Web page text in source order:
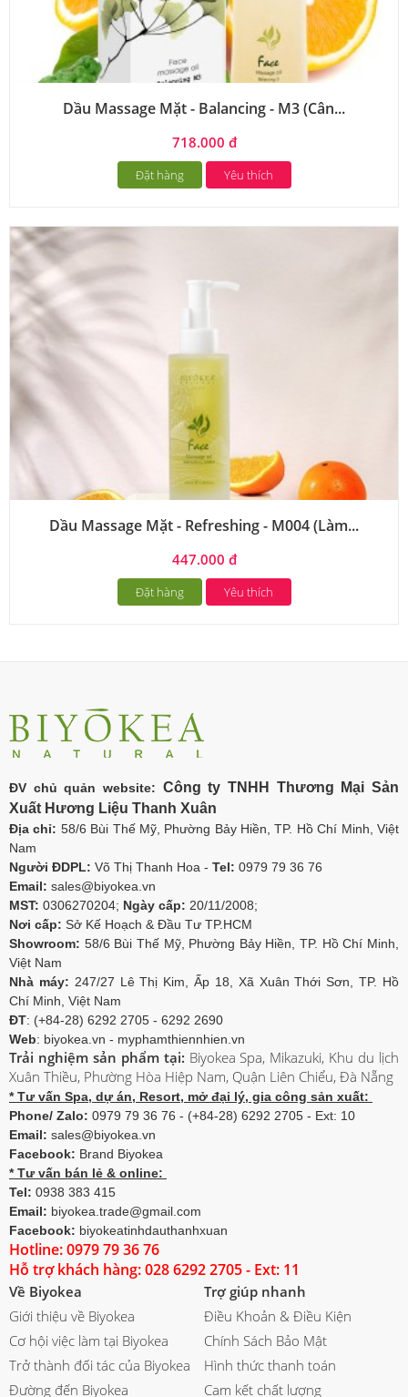
Dầu Massage Mặt - Balancing - M3 (Cân...
718.000 đ
Đặt hàng Yêu thích
Dầu Massage Mặt - Refreshing - M004 (Làm...
447.000 đ
Đặt hàng Yêu thích
ĐV chủ quản website: Công ty TNHH Thương Mại Sản
Xuất Hương Liệu Thanh Xuân
Địa chỉ: 58/6 Bùi Thế Mỹ, Phường Bảy Hiền, TP. Hồ Chí Minh, Việt
Nam
Người ĐDPL: Võ Thị Thanh Hoa - Tel: 0979 79 36 76
Email: sales@biyokea.vn
MST: 0306270204; Ngày cấp: 20/11/2008;
Nơi cấp: Sở Kế Hoạch & Đầu Tư TP.HCM
Showroom: 58/6 Bùi Thế Mỹ, Phường Bảy Hiền, TP. Hồ Chí Minh,
Việt Nam
Nhà máy: 247/27 Lê Thị Kim, Ấp 18, Xã Xuân Thới Sơn, TP. Hồ
Chí Minh, Việt Nam
ĐT: (+84-28) 6292 2705 - 6292 2690
Web: biyokea.vn - myphamthiennhien.vn
Trải nghiệm sản phẩm tại: Biyokea Spa, Mikazuki, Khu du lịch
Xuân Thiều, Phường Hòa Hiệp Nam, Quận Liên Chiểu, Đà Nẵng
* Tư vấn Spa, dự án, Resort, mở đại lý, gia công sản xuất:
Phone/ Zalo: 0979 79 36 76 - (+84-28) 6292 2705 - Ext: 10
Email: sales@biyokea.vn
Facebook: Brand Biyokea
* Tư vấn bán lẻ & online:
Tel: 0938 383 415
Email: biyokea.trade@gmail.com
Facebook: biyokeatinhdauthanhxuan
Hotline: 0979 79 36 76
Hỗ trợ khách hàng: 028 6292 2705 - Ext: 11
Về Biyokea
Giới thiệu về Biyokea
Cơ hội việc làm tại Biyokea
Trở thành đối tác của Biyokea
Đường đến Biyokea
Trợ giúp nhanh
Điều Khoản & Điều Kiện
Chính Sách Bảo Mật
Hình thức thanh toán
Cam kết chất lượng